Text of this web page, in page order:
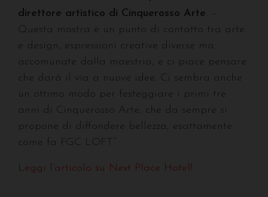
direttore artistico di Cinquerosso Arte
Questa mostra è un punto di contatto tra arte
e design, espressioni creative diverse ma
accomunate dalla maestria, e ci piace pensare
che darà il via a nuove idee. Ci sembra anche
un ottimo modo per festeggiare i primi tre
anni di Cinquerosso Arte, che da sempre si
propone di diffondere bellezza, esattamente
come fa FGC LOFT.”
Leggi l’articolo su Next Place Hotel!